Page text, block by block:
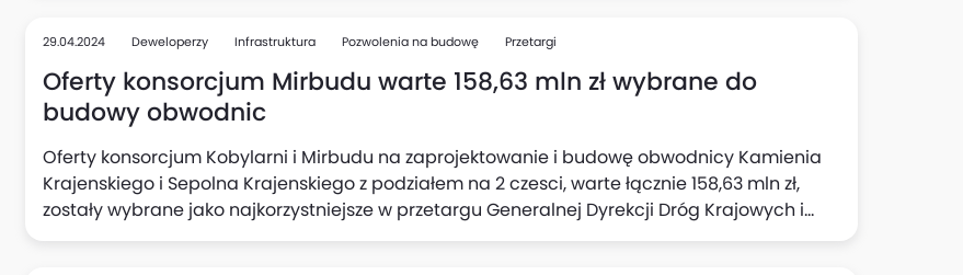
29.04.2024 Deweloperzy Infrastruktura Pozwolenia na budowę Przetargi
Oferty konsorcjum Mirbudu warte 158,63 mln zł wybrane do
budowy obwodnic
Oferty konsorcjum Kobylarni i Mirbudu na zaprojektowanie i budowę obwodnicy Kamienia
Krajenskiego i Sepolna Krajenskiego z podziałem na 2 czesci, warte łącznie 158,63 mln zł,
zostały wybrane jako najkorzystniejsze w przetargu Generalnej Dyrekcji Dróg Krajowych i
Autostrad Oddział w Bydgoszczy, podał Mirbud. Czesc 1 "Projekt i budowa obwodnicy